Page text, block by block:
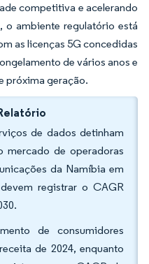
competitiva e acelerando
o ambiente regulatório está
as licenças 5G concedidas
de vários anos e
próxima geração.
de dados detinham
mercado de operadoras
da Namíbia em
registrar o CAGR
de consumidores
de 2024, enquanto